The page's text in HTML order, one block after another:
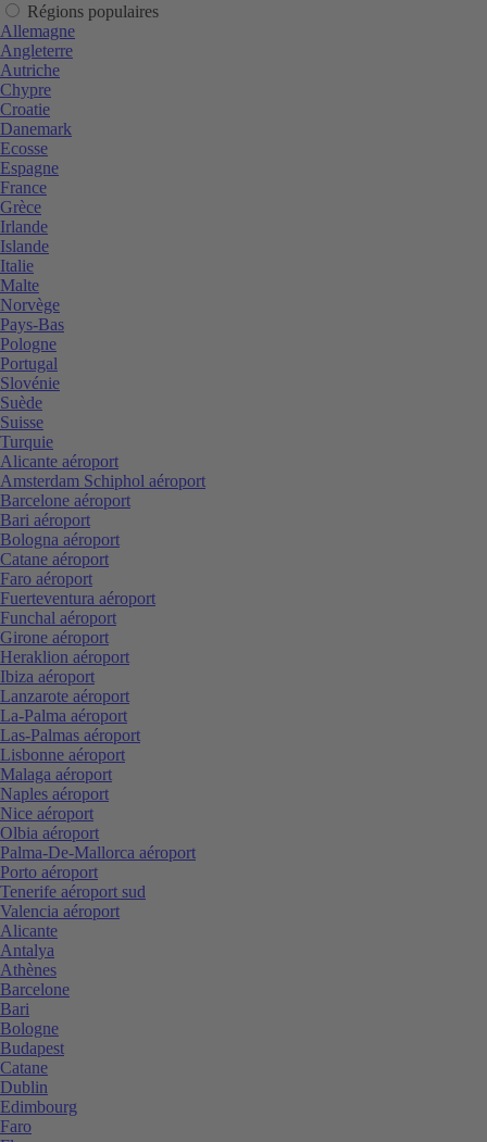
Régions populaires
Allemagne
Angleterre
Autriche
Chypre
Croatie
Danemark
Ecosse
Espagne
France
Grèce
Irlande
Islande
Italie
Malte
Norvège
Pays-Bas
Pologne
Portugal
Slovénie
Suède
Suisse
Turquie
Alicante aéroport
Amsterdam Schiphol aéroport
Barcelone aéroport
Bari aéroport
Bologna aéroport
Catane aéroport
Faro aéroport
Fuerteventura aéroport
Funchal aéroport
Girone aéroport
Heraklion aéroport
Ibiza aéroport
Lanzarote aéroport
La-Palma aéroport
Las-Palmas aéroport
Lisbonne aéroport
Malaga aéroport
Naples aéroport
Nice aéroport
Olbia aéroport
Palma-De-Mallorca aéroport
Porto aéroport
Tenerife aéroport sud
Valencia aéroport
Alicante
Antalya
Athènes
Barcelone
Bari
Bologne
Budapest
Catane
Dublin
Edimbourg
Faro